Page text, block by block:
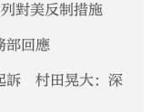
對美反制措施
部回應
訴 村田晃大：深